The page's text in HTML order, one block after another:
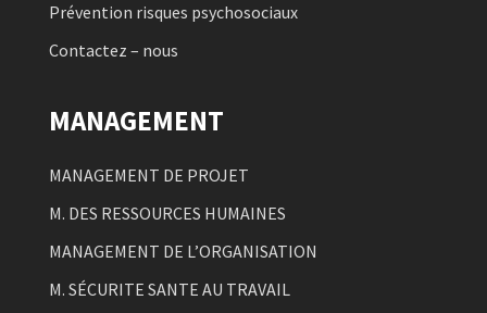
Prévention risques psychosociaux
Contactez – nous
MANAGEMENT
MANAGEMENT DE PROJET
M. DES RESSOURCES HUMAINES
MANAGEMENT DE L’ORGANISATION
M. SÉCURITE SANTE AU TRAVAIL